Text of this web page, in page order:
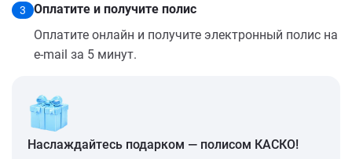
3
Оплатите и получите полис
Оплатите онлайн и получите электронный полис на
e-mail за 5 минут.
Наслаждайтесь подарком — полисом КАСКО!